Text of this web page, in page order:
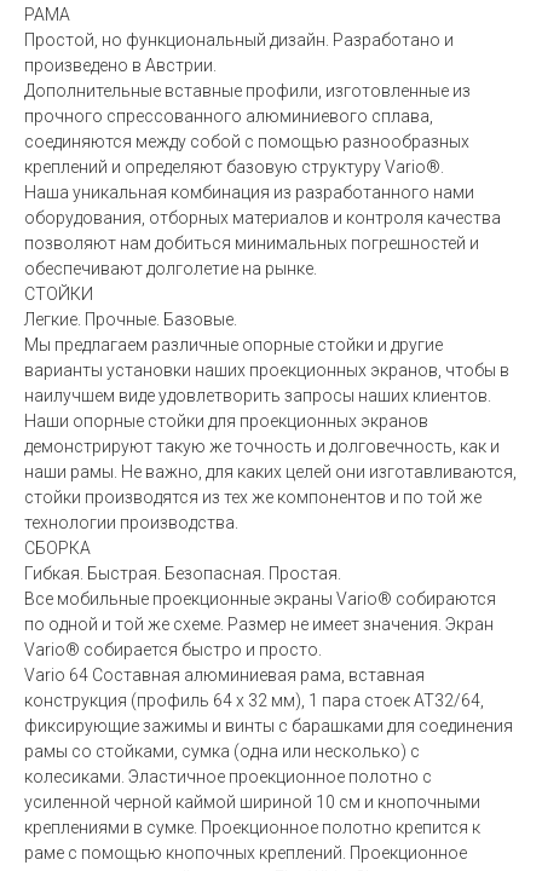
РАМА
Простой, но функциональный дизайн. Разработано и
произведено в Австрии.
Дополнительные вставные профили, изготовленные из
прочного спрессованного алюминиевого сплава,
соединяются между собой с помощью разнообразных
креплений и определяют базовую структуру Vario®.
Наша уникальная комбинация из разработанного нами
оборудования, отборных материалов и контроля качества
позволяют нам добиться минимальных погрешностей и
обеспечивают долголетие на рынке.
СТОЙКИ
Легкие. Прочные. Базовые.
Мы предлагаем различные опорные стойки и другие
варианты установки наших проекционных экранов, чтобы в
наилучшем виде удовлетворить запросы наших клиентов.
Наши опорные стойки для проекционных экранов
демонстрируют такую же точность и долговечность, как и
наши рамы. Не важно, для каких целей они изготавливаются,
стойки производятся из тех же компонентов и по той же
технологии производства.
СБОРКА
Гибкая. Быстрая. Безопасная. Простая.
Все мобильные проекционные экраны Vario® собираются
по одной и той же схеме. Размер не имеет значения. Экран
Vario® собирается быстро и просто.
Vario 64 Составная алюминиевая рама, вставная
конструкция (профиль 64 x 32 мм), 1 пара стоек AT32/64,
фиксирующие зажимы и винты с барашками для соединения
рамы со стойками, сумка (одна или несколько) с
колесиками. Эластичное проекционное полотно с
усиленной черной каймой шириной 10 см и кнопочными
креплениями в сумке. Проекционное полотно крепится к
раме с помощью кнопочных креплений. Проекционное